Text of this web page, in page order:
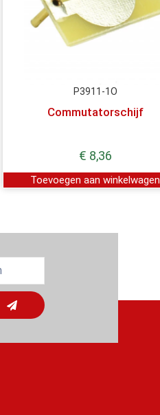
P3911-1O
Commutatorschijf
€ 8,36
Toevoegen aan winkelwagen